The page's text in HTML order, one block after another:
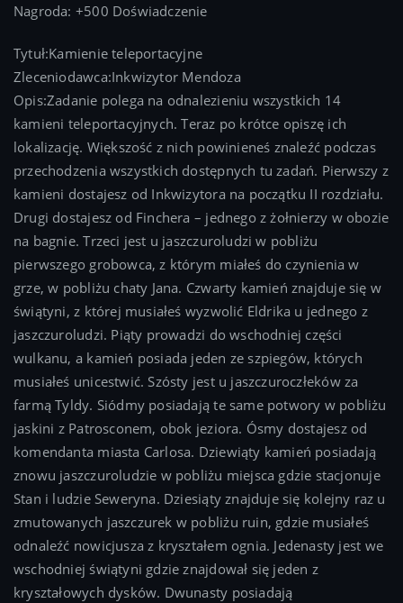
Nagroda: +500 Doświadczenie
Tytuł:Kamienie teleportacyjne
Zleceniodawca:Inkwizytor Mendoza
Opis:Zadanie polega na odnalezieniu wszystkich 14
kamieni teleportacyjnych. Teraz po krótce opiszę ich
lokalizację. Większość z nich powinieneś znaleźć podczas
przechodzenia wszystkich dostępnych tu zadań. Pierwszy z
kamieni dostajesz od Inkwizytora na początku II rozdziału.
Drugi dostajesz od Finchera – jednego z żołnierzy w obozie
na bagnie. Trzeci jest u jaszczuroludzi w pobliżu
pierwszego grobowca, z którym miałeś do czynienia w
grze, w pobliżu chaty Jana. Czwarty kamień znajduje się w
świątyni, z której musiałeś wyzwolić Eldrika u jednego z
jaszczuroludzi. Piąty prowadzi do wschodniej części
wulkanu, a kamień posiada jeden ze szpiegów, których
musiałeś unicestwić. Szósty jest u jaszczuroczłeków za
farmą Tyldy. Siódmy posiadają te same potwory w pobliżu
jaskini z Patrosconem, obok jeziora. Ósmy dostajesz od
komendanta miasta Carlosa. Dziewiąty kamień posiadają
znowu jaszczuroludzie w pobliżu miejsca gdzie stacjonuje
Stan i ludzie Seweryna. Dziesiąty znajduje się kolejny raz u
zmutowanych jaszczurek w pobliżu ruin, gdzie musiałeś
odnaleźć nowicjusza z kryształem ognia. Jedenasty jest we
wschodniej świątyni gdzie znajdował się jeden z
kryształowych dysków. Dwunasty posiadają